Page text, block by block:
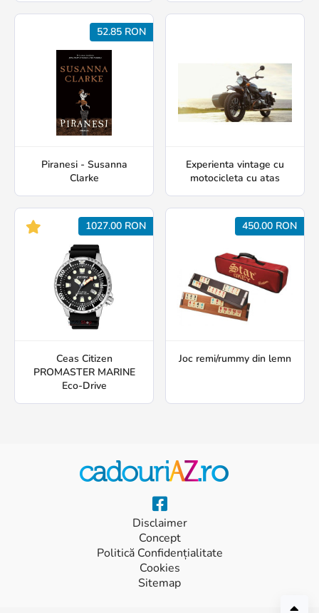
52.85 RON
Piranesi - Susanna
Clarke
Experienta vintage cu
motocicleta cu atas
1027.00 RON
Ceas Citizen
PROMASTER MARINE
Eco-Drive
450.00 RON
Joc remi/rummy din lemn
Disclaimer
Concept
Politică Confidențialitate
Cookies
Sitemap